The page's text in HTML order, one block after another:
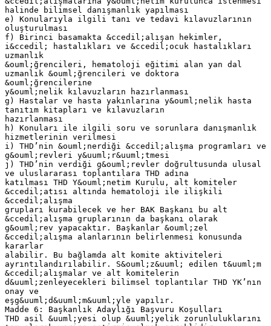
halinde bilimsel danışmanlık yapılması
e) Konularıyla ilgili tanı ve tedavi kılavuzlarının
oluşturulması
f) Birinci basamakta &ccedil;alışan hekimler,
i&ccedil; hastalıkları ve &ccedil;ocuk hastalıkları
uzmanlık
&ouml;ğrencileri, hematoloji eğitimi alan yan dal
uzmanlık &ouml;ğrencileri ve doktora
&ouml;ğrencilerine
y&ouml;nelik kılavuzların hazırlanması
g) Hastalar ve hasta yakınlarına y&ouml;nelik hasta
tanıtım kitapları ve kılavuzların
hazırlanması
h) Konuları ile ilgili soru ve sorunlara danışmanlık
hizmetlerinin verilmesi
i) THD’nin &ouml;nerdiği &ccedil;alışma programları ve
g&ouml;revleri y&uuml;r&uuml;tmesi
j) THD’nin verdiği g&ouml;revler doğrultusunda ulusal
ve uluslararası toplantılara THD adına
katılması THD Y&ouml;netim Kurulu, alt komiteler
&ccedil;atısı altında hematoloji ile ilişkili
&ccedil;alışma
grupları kurabilecek ve her BAK Başkanı bu alt
&ccedil;alışma gruplarının da başkanı olarak
g&ouml;rev yapacaktır. Başkanlar &ouml;zel
&ccedil;alışma alanlarının belirlenmesi konusunda
kararlar
alabilir. Bu bağlamda alt komite aktiviteleri
ayrıntılandırılabilir. S&ouml;z&uuml; edilen t&uuml;m
&ccedil;alışmalar ve alt komitelerin
d&uuml;zenleyecekleri bilimsel toplantılar THD YK’nın
onay ve
eşg&uuml;d&uuml;m&uuml;yle yapılır.
Madde 6: Başkanlık Adaylığı Başvuru Koşulları
THD asil &uuml;yesi olup &uuml;yelik zorunluluklarını